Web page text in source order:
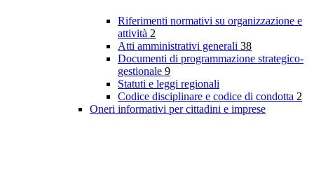
Riferimenti normativi su organizzazione e
attività 2
Atti amministrativi generali 38
Documenti di programmazione strategico-
gestionale 9
Statuti e leggi regionali
Codice disciplinare e codice di condotta 2
Oneri informativi per cittadini e imprese